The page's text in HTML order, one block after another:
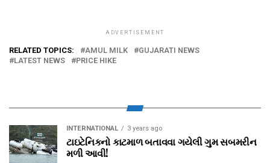
ADVERTISEMENT
RELATED TOPICS: AMUL MILK
GUJARATI NEWS
LATEST NEWS
PRICE HIKE
INTERNATIONAL 3 years ago
ટાઇટેનિકનો કાટમાળ બતાવવા ગયેલી ગુમ સબમરીન
મળી આવી!